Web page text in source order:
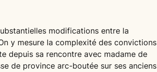
modifications entre la
y mesure la complexité des convictions
depuis sa rencontre avec madame de
de province arc-boutée sur ses anciens